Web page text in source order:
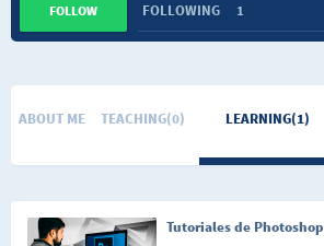
FOLLOWING 1
FOLLOW
ABOUT ME TEACHING(0) LEARNING(1)
Tutoriales de Photoshop